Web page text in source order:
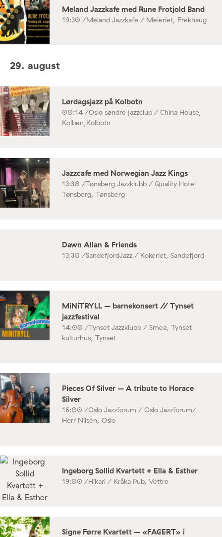
Meland Jazzkafe med Rune Frotjold Band
19:30 /Meland Jazzkafe / Meieriet, Frekhaug
29. august
Lørdagsjazz på Kolbotn
00:14 /Oslo søndre jazzclub / China House,
Kolben,Kolbotn
Jazzcafe med Norwegian Jazz Kings
13:30 /Tønsberg Jazzklubb / Quality Hotel
Tønsberg, Tønsberg
Dawn Allan & Friends
13:30 /SandefjordJazz / Kokeriet, Sandefjord
MiNiTRYLL – barnekonsert // Tynset
jazzfestival
14:00 /Tynset Jazzklubb / Smea, Tynset
kulturhus, Tynset
Pieces Of Silver – A tribute to Horace
Silver
16:00 /Oslo Jazzforum / Oslo Jazzforum/
Herr Nilsen, Oslo
Ingeborg Sollid Kvartett + Ella & Esther
19:00 /Hikari / Kråka Pub, Vettre
Signe Førre Kvartett – «FAGERT» i